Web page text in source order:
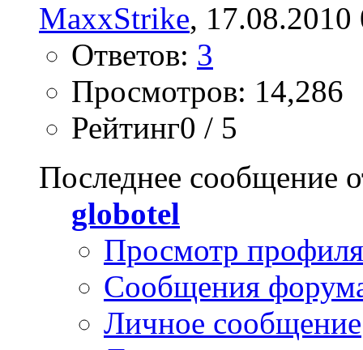
MaxxStrike, 17.08.2010
Ответов: 3
Просмотров: 14,286
Рейтинг0 / 5
Последнее сообщение
globotel
Просмотр профиля
Сообщения
Личное сообщение